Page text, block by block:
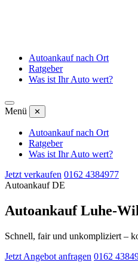
Autoankauf nach Ort
Ratgeber
Was ist Ihr Auto wert?
Menü ✕
Autoankauf nach Ort
Ratgeber
Was ist Ihr Auto wert?
Jetzt verkaufen 0162 4384977
Autoankauf DE
Autoankauf Luhe-
Schnell, fair und unkompliziert –
Jetzt Angebot anfragen 0162